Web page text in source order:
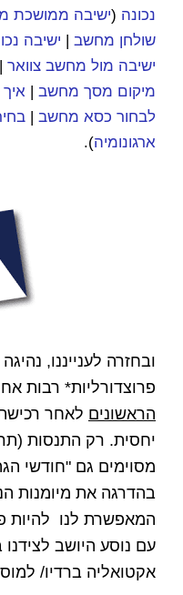
נכונה (ישיבה ממושכת
שולחן מחשב | ישיבה
ישיבה מול מחשב צוואר |
מיקום מסך מחשב |
לבחור כסא מחשב |
ארגונומיה).
ובחזרה לענייננו, נהיגה
פרוצדורליות* רבות
הראשונים לאחר
יחסית. רק התנסות
מסוימים גם "חודשי
בהדרגה את מיומנות
המאפשרת לנו להיות
עם נוסע היושב
אקטואליה ברדיו/